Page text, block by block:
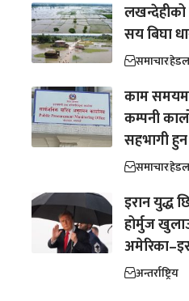
लखन्देहीको
सय बिघा
समाचार
काम
कम्पनी
सहभागी
समाचार
इरान युद्ध
होर्मुज
अन्तर्राष्ट्रिय